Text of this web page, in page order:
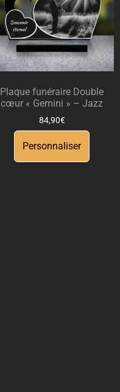
Plaque funéraire Double
cœur « Gemini » – Jazz
84,90€
Personnaliser